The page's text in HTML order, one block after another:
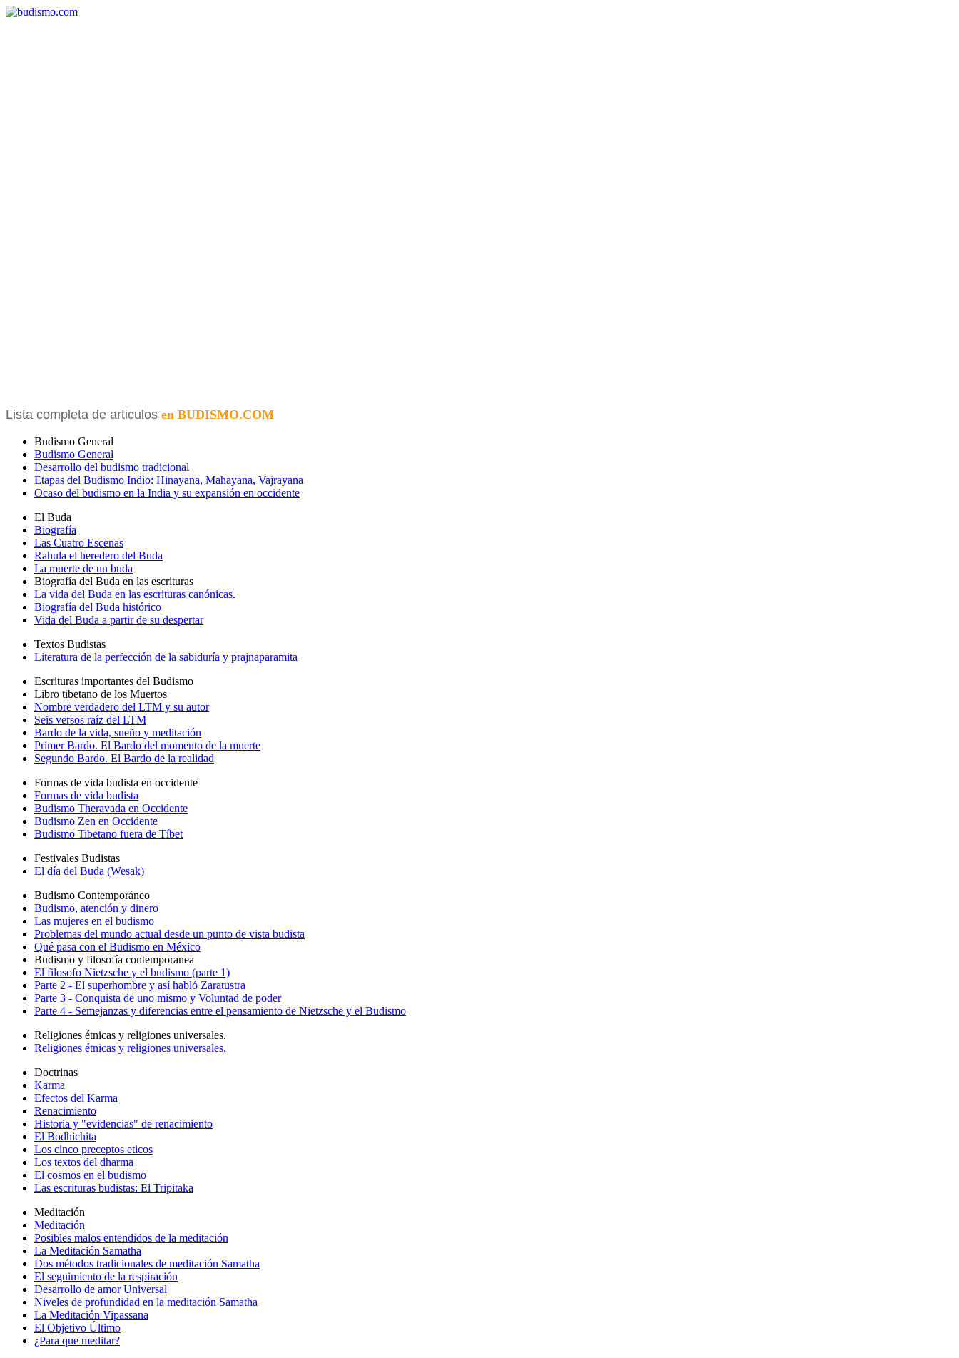
Lista completa de articulos en BUDISMO.COM
Budismo General
Budismo General
Desarrollo del budismo tradicional
Etapas del Budismo Indio: Hinayana, Mahayana, Vajrayana
Ocaso del budismo en la India y su expansión en occidente
El Buda
Biografía
Las Cuatro Escenas
Rahula el heredero del Buda
La muerte de un buda
Biografía del Buda en las escrituras
La vida del Buda en las escrituras canónicas.
Biografía del Buda histórico
Vida del Buda a partir de su despertar
Textos Budistas
Literatura de la perfección de la sabiduría y prajnaparamita
Escrituras importantes del Budismo
Libro tibetano de los Muertos
Nombre verdadero del LTM y su autor
Seis versos raíz del LTM
Bardo de la vida, sueño y meditación
Primer Bardo. El Bardo del momento de la muerte
Segundo Bardo. El Bardo de la realidad
Formas de vida budista en occidente
Formas de vida budista
Budismo Theravada en Occidente
Budismo Zen en Occidente
Budismo Tibetano fuera de Tíbet
Festivales Budistas
El día del Buda (Wesak)
Budismo Contemporáneo
Budismo, atención y dinero
Las mujeres en el budismo
Problemas del mundo actual desde un punto de vista budista
Qué pasa con el Budismo en México
Budismo y filosofía contemporanea
El filosofo Nietzsche y el budismo (parte 1)
Parte 2 - El superhombre y así habló Zaratustra
Parte 3 - Conquista de uno mismo y Voluntad de poder
Parte 4 - Semejanzas y diferencias entre el pensamiento de Nietzsche y el Budismo
Religiones étnicas y religiones universales.
Religiones étnicas y religiones universales.
Doctrinas
Karma
Efectos del Karma
Renacimiento
Historia y "evidencias" de renacimiento
El Bodhichita
Los cinco preceptos eticos
Los textos del dharma
El cosmos en el budismo
Las escrituras budistas: El Tripitaka
Meditación
Meditación
Posibles malos entendidos de la meditación
La Meditación Samatha
Dos métodos tradicionales de meditación Samatha
El seguimiento de la respiración
Desarrollo de amor Universal
Niveles de profundidad en la meditación Samatha
La Meditación Vipassana
El Objetivo Último
¿Para que meditar?